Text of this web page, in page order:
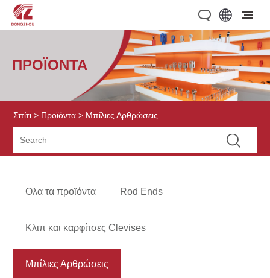
ΠΡΟΪΌΝΤΑ
Σπίτι > Προϊόντα > Μπίλιες Αρθρώσεις
Ολα τα προϊόντα Rod Ends
Κλιπ και καρφίτσες Clevises
Μπίλιες Αρθρώσεις